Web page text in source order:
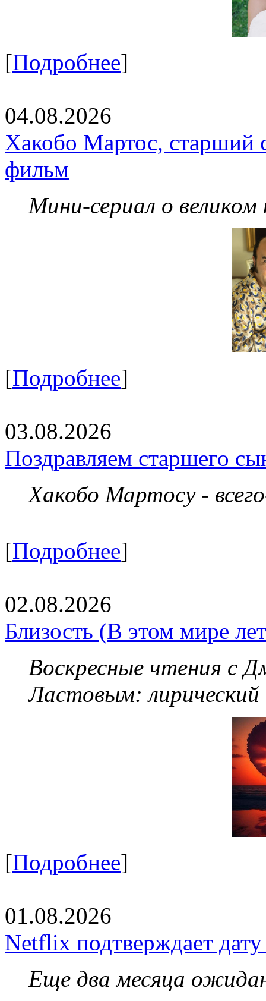
[Подробнее]
04.08.2026
Хакобо Мартос, старший
фильм
Мини-сериал о великом
[Подробнее]
03.08.2026
Поздравляем старшего
Хакобо Мартосу -
[Подробнее]
02.08.2026
Близость (В этом мире
Воскресные чтения с
Ластовым:
[Подробнее]
01.08.2026
Netflix подтверждает
Еще два месяца